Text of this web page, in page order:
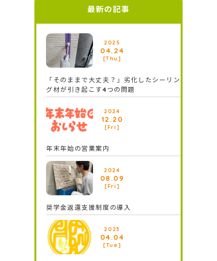
最新の記事
2025
04.24
[Thu]
「そのままで大丈夫？」劣化したシーリン
グ材が引き起こす4つの問題
2024
12.20
[Fri]
年末年始の営業案内
2024
08.09
[Fri]
奨学⾦返還⽀援制度の導⼊
2023
04.04
[Tue]